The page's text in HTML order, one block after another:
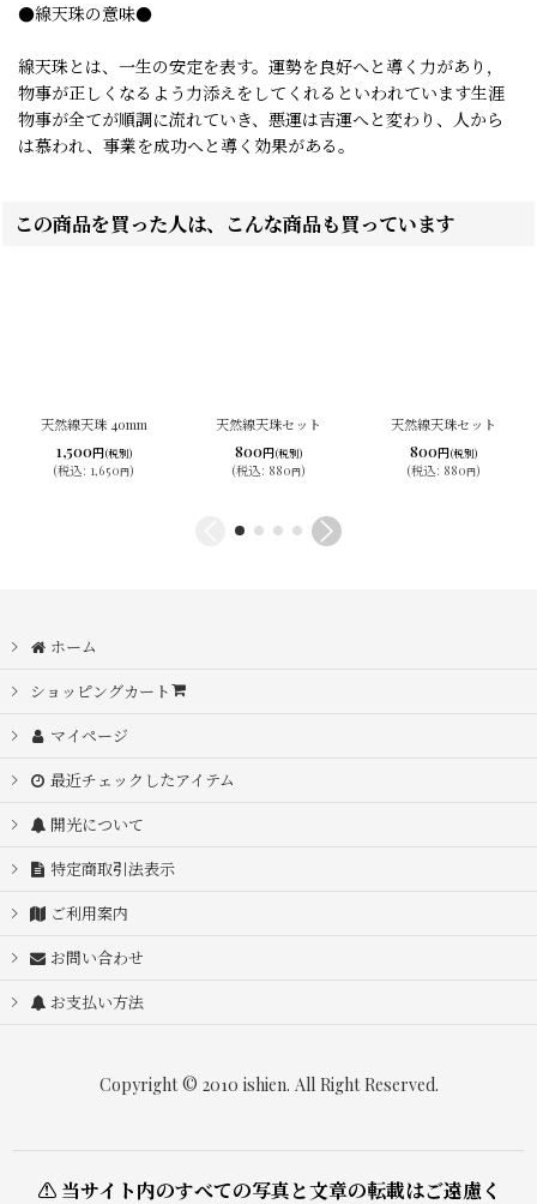
●線天珠の意味●
線天珠とは、一生の安定を表す。運勢を良好へと導く力があり，
物事が正しくなるよう力添えをしてくれるといわれています生涯
物事が全てが順調に流れていき、悪運は吉運へと変わり、人から
は慕われ、事業を成功へと導く効果がある。
この商品を買った人は、こんな商品も買っています
天然線天珠 40mm
1,500円(税別)
(税込: 1,650円)
天然線天珠セット
800円(税別)
(税込: 880円)
天然線天珠セット
800円(税別)
(税込: 880円)
ホーム
ショッピングカート
マイページ
最近チェックしたアイテム
開光について
特定商取引法表示
ご利用案内
お問い合わせ
お支払い方法
Copyright © 2010 ishien. All Right Reserved.
⚠ 当サイト内のすべての写真と文章の転載はご遠慮く